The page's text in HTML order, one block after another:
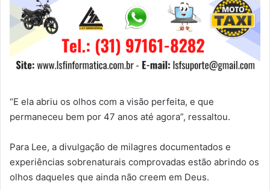
“E ela abriu os olhos com a visão perfeita, e que
permaneceu bem por 47 anos até agora”, ressaltou.
Para Lee, a divulgação de milagres documentados e
experiências sobrenaturais comprovadas estão abrindo os
olhos daqueles que ainda não creem em Deus.